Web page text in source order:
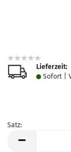
Lieferzeit:
Sofort |
Satz: